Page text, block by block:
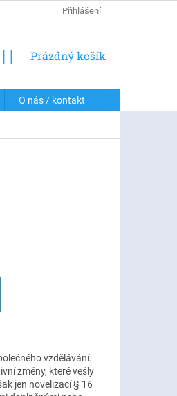
OCHRANY OSOBNÍCH ÚDAJŮ
Přihlášení
NÁKUPNÍ
Prázdný košík
O nás / kontakt
vzdělávání.
změny, které vešly
jen novelizací § 16